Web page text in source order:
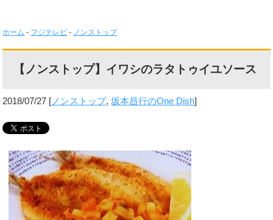
ホーム - フジテレビ - ノンストップ
【ノンストップ】イワシのラタトゥイユソース
2018/07/27 [ ノンストップ,坂本昌行のOne Dish]